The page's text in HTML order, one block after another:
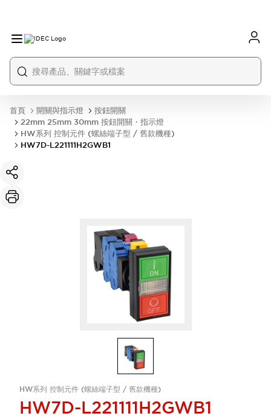
首頁 開關與指示燈
按鈕開關
22mm 25mm 30mm 按鈕開關・指示燈
HW系列 控制元件 (螺絲端子型 / 舊款機種)
HW7D-L221111H2GWB1
HW系列 控制元件 (螺絲端子型 / 舊款機種)
HW7D-L221111H2GWB1